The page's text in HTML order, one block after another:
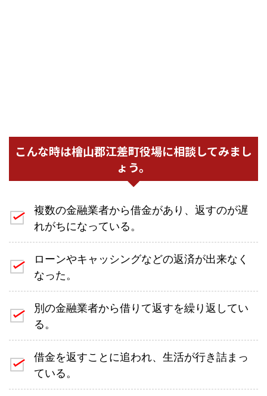
こんな時は檜山郡江差町役場に相談してみまし
ょう。
複数の金融業者から借金があり、返すのが遅
れがちになっている。
ローンやキャッシングなどの返済が出来なく
なった。
別の金融業者から借りて返すを繰り返してい
る。
借金を返すことに追われ、生活が行き詰まっ
ている。